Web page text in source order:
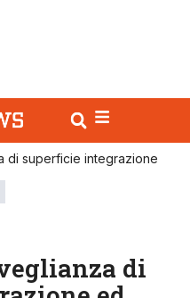
di superficie integrazione
di